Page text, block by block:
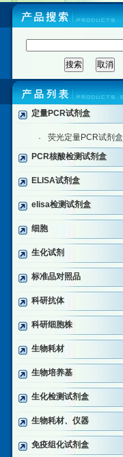
定量PCR试剂盒
·
荧光定量PCR试剂盒
PCR核酸检测试剂盒
ELISA试剂盒
elisa检测试剂盒
细胞
生化试剂
标准品对照品
科研抗体
科研细胞株
生物耗材
生物培养基
生化检测试剂盒
生物耗材、仪器
免疫组化试剂盒